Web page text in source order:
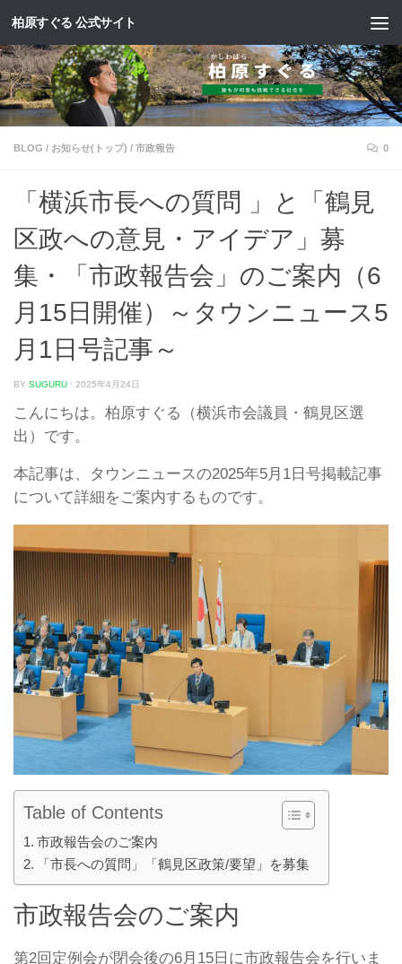
コンテンツへスキップ
柏原すぐる 公式サイト
BLOG / お知らせ(トップ) / 市政報告 0
「横浜市長への質問 」と「鶴見
区政への意見・アイデア」募
集・「市政報告会」のご案内（6
月15日開催）～タウンニュース5
月1日号記事～
BY SUGURU · 2025年4月24日
こんにちは。柏原すぐる（横浜市会議員・鶴見区選
出）です。
本記事は、タウンニュースの2025年5月1日号掲載記事
について詳細をご案内するものです。
Table of Contents
市政報告会のご案内
「市長への質問」「鶴見区政策/要望」を募集
市政報告会のご案内
第2回定例会が閉会後の6月15日に市政報告会を行いま